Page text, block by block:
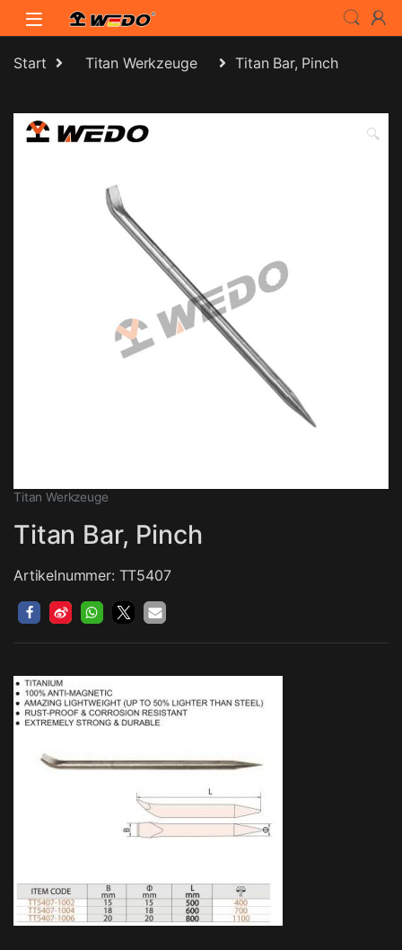
Skip to navigation
Skip to content
Start Titan Werkzeuge Titan Bar, Pinch
🔍
Titan Werkzeuge
Titan Bar, Pinch
Artikelnummer: TT5407